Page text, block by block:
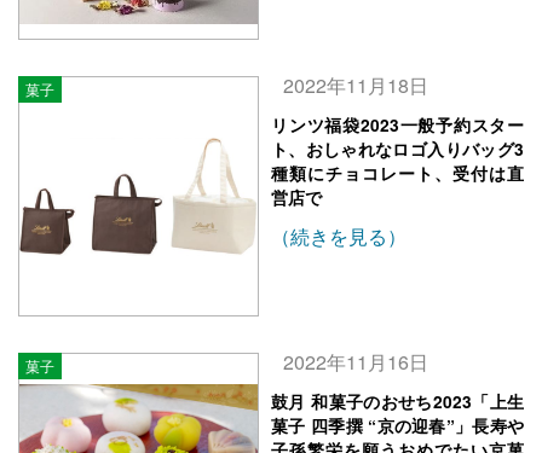
菓子 2022年11月18日
リンツ福袋2023一般予約スター
ト、おしゃれなロゴ入りバッグ3
種類にチョコレート、受付は直
営店で
（続きを見る）
菓子 2022年11月16日
鼓月 和菓子のおせち2023「上生
菓子 四季撰 “京の迎春”」長寿や